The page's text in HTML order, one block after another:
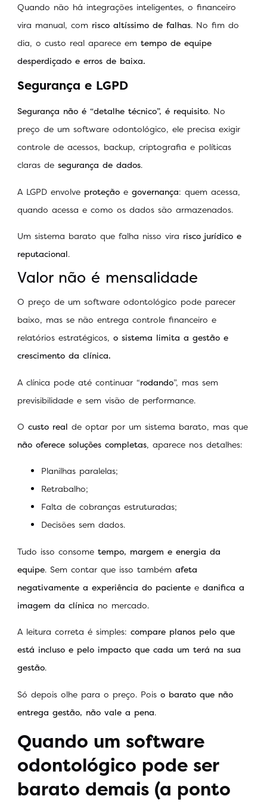
Quando não há integrações inteligentes, o financeiro
vira manual, com risco altíssimo de falhas. No fim do
dia, o custo real aparece em tempo de equipe
desperdiçado e erros de baixa.
Segurança e LGPD
Segurança não é “detalhe técnico”, é requisito. No
preço de um software odontológico, ele precisa exigir
controle de acessos, backup, criptografia e políticas
claras de segurança de dados.
A LGPD envolve proteção e governança: quem acessa,
quando acessa e como os dados são armazenados.
Um sistema barato que falha nisso vira risco jurídico e
reputacional.
Valor não é mensalidade
O preço de um software odontológico pode parecer
baixo, mas se não entrega controle financeiro e
relatórios estratégicos, o sistema limita a gestão e
crescimento da clínica.
A clínica pode até continuar “rodando”, mas sem
previsibilidade e sem visão de performance.
O custo real de optar por um sistema barato, mas que
não oferece soluções completas, aparece nos detalhes:
Planilhas paralelas;
Retrabalho;
Falta de cobranças estruturadas;
Decisões sem dados.
Tudo isso consome tempo, margem e energia da
equipe. Sem contar que isso também afeta
negativamente a experiência do paciente e danifica a
imagem da clínica no mercado.
A leitura correta é simples: compare planos pelo que
está incluso e pelo impacto que cada um terá na sua
gestão.
Só depois olhe para o preço. Pois o barato que não
entrega gestão, não vale a pena.
Quando um software
odontológico pode ser
barato demais (a ponto